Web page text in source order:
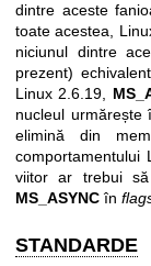
dintre aceste
toate acestea,
niciunul dintre
prezent)
Linux 2.6.19,
nucleul urmărește
elimină din
comportamentului
viitor ar trebui
MS_ASYNCîn
STANDARDE